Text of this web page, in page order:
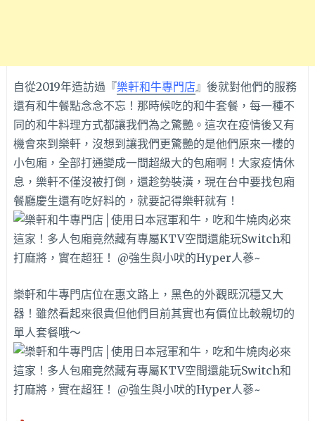
自從2019年造訪過『樂軒和牛專門店 』後就對他們的服務
還有和牛餐點念念不忘！那時候吃的和牛套餐，每一種不
同的和牛料理方式都讓我們為之驚艷。這次在疫情後又有
機會來到樂軒，沒想到讓我們更驚艷的是他們原來一樓的
小包廂，全部打通變成一間超級大的包廂啊！大家疫情休
息，樂軒不僅沒被打倒，還趁勢裝潢，現在台中要找包廂
餐廳慶生還有吃好料的，就要記得樂軒就有！
樂軒和牛專門店位在惠文路上，黑色的外觀既沉穩又大
器！雖然看起來很貴但他們目前其實也有價位比較親切的
單人套餐哦～